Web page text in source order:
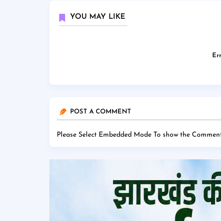
YOU MAY LIKE
POST A COMMENT
Please Select Embedded Mode To show the